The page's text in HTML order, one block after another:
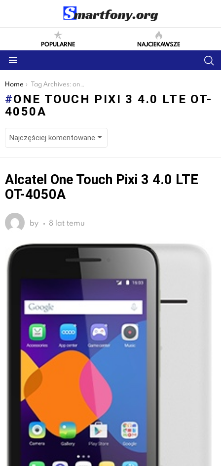
POPULARNE NAJCIEKAWSZE
You are here:
Home Tag Archives: one touch pixi 3 4.0 lte ot-4050a
ONE TOUCH PIXI 3 4.0 LTE OT-
4050A
LATEST
STORIES
Alcatel One Touch Pixi 3 4.0 LTE
OT-4050A
by 8 lat temu